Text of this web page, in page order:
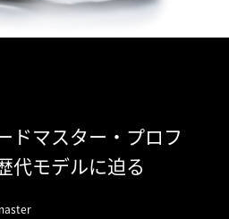
ドマスター・プロフ
代モデルに迫る